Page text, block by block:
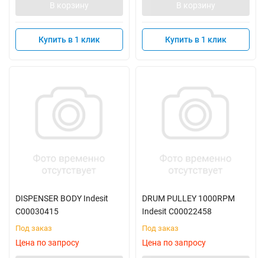
В корзину
Купить в 1 клик
В корзину
Купить в 1 клик
DISPENSER BODY Indesit
C00030415
Под заказ
Цена по запросу
DRUM PULLEY 1000RPM
Indesit C00022458
Под заказ
Цена по запросу